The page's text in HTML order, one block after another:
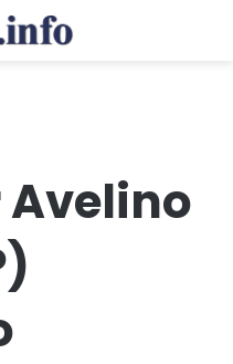
Avelino